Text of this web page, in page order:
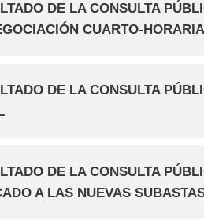
DE LA CONSULTA
CUARTO-
DE LA CONSULTA
DE LA CONSULTA
A LAS NUEVAS